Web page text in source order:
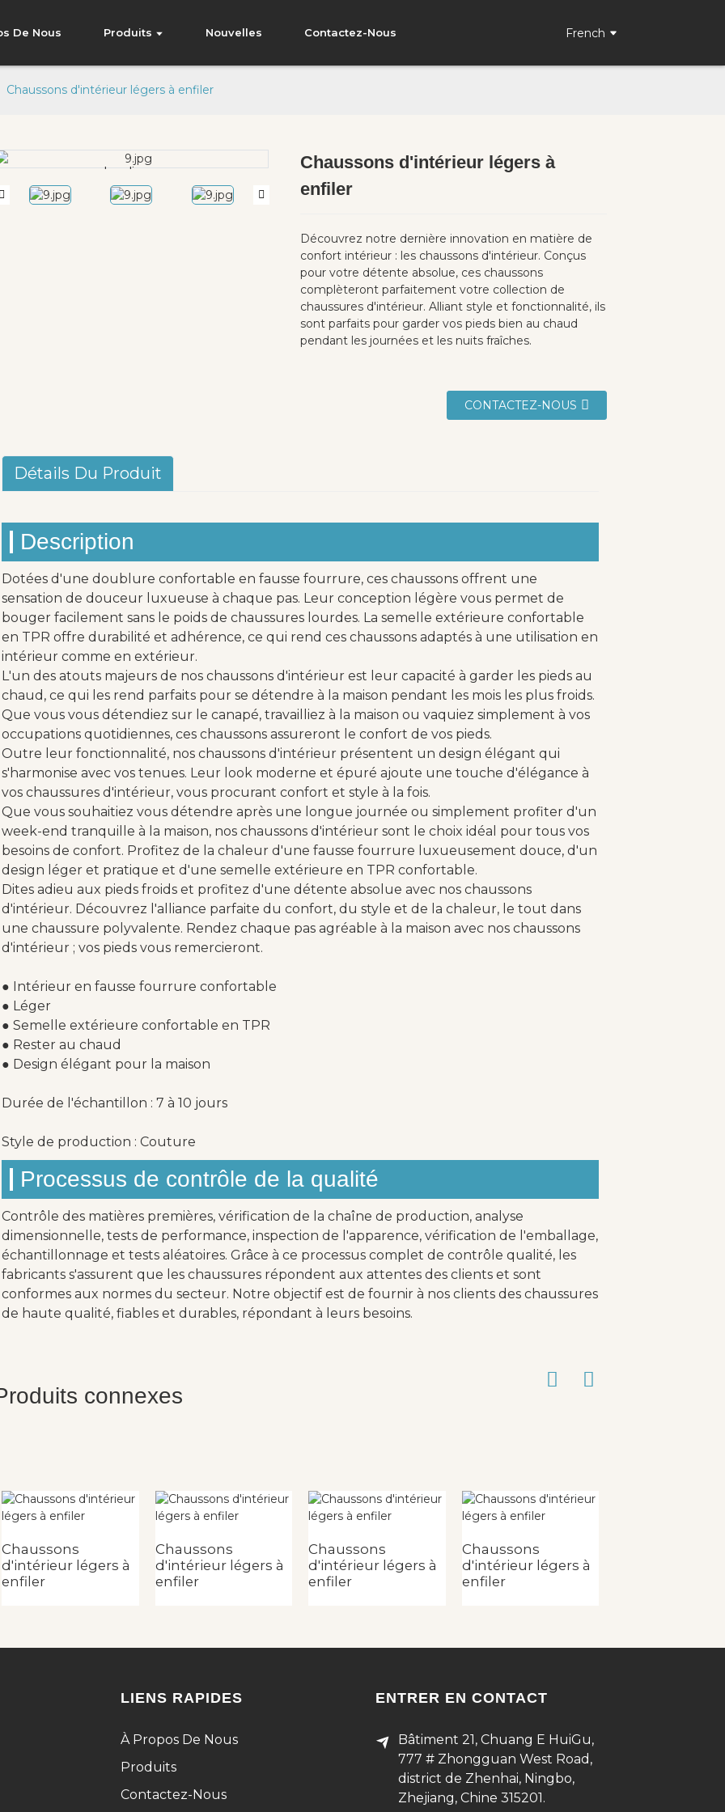
De Nous Produits Nouvelles Contactez-Nous French
Chaussons d'intérieur légers à enfiler
Loading...
Loading... Loading...
Loading...
Chaussons d'intérieur légers à
enfiler
Découvrez notre dernière innovation en matière de
confort intérieur : les chaussons d'intérieur. Conçus
pour votre détente absolue, ces chaussons
complèteront parfaitement votre collection de
chaussures d'intérieur. Alliant style et fonctionnalité, ils
sont parfaits pour garder vos pieds bien au chaud
pendant les journées et les nuits fraîches.
CONTACTEZ-NOUS
Détails Du Produit
Description
Dotées d'une doublure confortable en fausse fourrure, ces chaussons offrent une
sensation de douceur luxueuse à chaque pas. Leur conception légère vous permet de
bouger facilement sans le poids de chaussures lourdes. La semelle extérieure confortable
en TPR offre durabilité et adhérence, ce qui rend ces chaussons adaptés à une utilisation en
intérieur comme en extérieur.
L'un des atouts majeurs de nos chaussons d'intérieur est leur capacité à garder les pieds au
chaud, ce qui les rend parfaits pour se détendre à la maison pendant les mois les plus froids.
Que vous vous détendiez sur le canapé, travailliez à la maison ou vaquiez simplement à vos
occupations quotidiennes, ces chaussons assureront le confort de vos pieds.
Outre leur fonctionnalité, nos chaussons d'intérieur présentent un design élégant qui
s'harmonise avec vos tenues. Leur look moderne et épuré ajoute une touche d'élégance à
vos chaussures d'intérieur, vous procurant confort et style à la fois.
Que vous souhaitiez vous détendre après une longue journée ou simplement profiter d'un
week-end tranquille à la maison, nos chaussons d'intérieur sont le choix idéal pour tous vos
besoins de confort. Profitez de la chaleur d'une fausse fourrure luxueusement douce, d'un
design léger et pratique et d'une semelle extérieure en TPR confortable.
Dites adieu aux pieds froids et profitez d'une détente absolue avec nos chaussons
d'intérieur. Découvrez l'alliance parfaite du confort, du style et de la chaleur, le tout dans
une chaussure polyvalente. Rendez chaque pas agréable à la maison avec nos chaussons
d'intérieur ; vos pieds vous remercieront.
● Intérieur en fausse fourrure confortable
● Léger
● Semelle extérieure confortable en TPR
● Rester au chaud
● Design élégant pour la maison
Durée de l'échantillon : 7 à 10 jours
Style de production : Couture
Processus de contrôle de la qualité
Contrôle des matières premières, vérification de la chaîne de production, analyse
dimensionnelle, tests de performance, inspection de l'apparence, vérification de l'emballage,
échantillonnage et tests aléatoires. Grâce à ce processus complet de contrôle qualité, les
fabricants s'assurent que les chaussures répondent aux attentes des clients et sont
conformes aux normes du secteur. Notre objectif est de fournir à nos clients des chaussures
de haute qualité, fiables et durables, répondant à leurs besoins.
connexes
Chaussons
d'intérieur légers à
enfiler
Chaussons
d'intérieur légers à
enfiler
Chaussons
d'intérieur légers à
enfiler
Chaussons
d'intérieur légers à
enfiler
LIENS RAPIDES
À Propos De Nous
Produits
Contactez-Nous
ENTRER EN CONTACT
Bâtiment 21, Chuang E HuiGu,
777 # Zhongguan West Road,
district de Zhenhai, Ningbo,
Zhejiang, Chine 315201.